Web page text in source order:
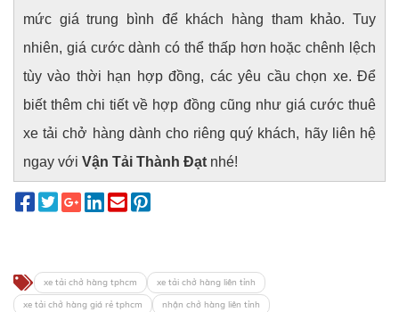
mức giá trung bình để khách hàng tham khảo. Tuy
nhiên, giá cước dành có thể thấp hơn hoặc chênh lệch
tùy vào thời hạn hợp đồng, các yêu cầu chọn xe. Để
biết thêm chi tiết về hợp đồng cũng như giá cước thuê
xe tải chở hàng dành cho riêng quý khách, hãy liên hệ
ngay với Vận Tải Thành Đạt nhé!
xe tải chở hàng tphcm
xe tải chở hàng liên tỉnh
xe tải chở hàng giá rẻ tphcm
nhận chở hàng liên tỉnh